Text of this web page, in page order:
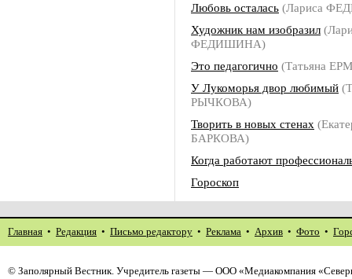
Любовь осталась (Лариса
Художник нам изобразил
ФЕДИШИНА)
Это педагогично (Татьяна
У Лукоморья двор любимый
РЫЧКОВА)
Творить в новых стенах
БАРКОВА)
Когда работают
Гороскоп
Главная • Редакция • Письмо редактору • Реклама • Архив • Фото •
© Заполярный Вестник. Учредитель газеты — ООО «Медиакомпания